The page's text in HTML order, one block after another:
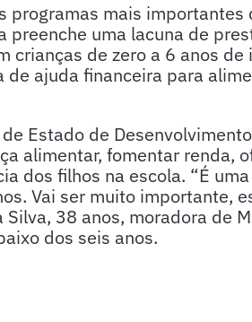
programas mais importantes
preenche uma lacuna de
crianças de zero a 6 anos
ajuda financeira para
Estado de
alimentar, fomentar renda,
dos filhos na escola. “É
Vai ser muito importante,
Silva, 38 anos, moradora de
dos seis anos.